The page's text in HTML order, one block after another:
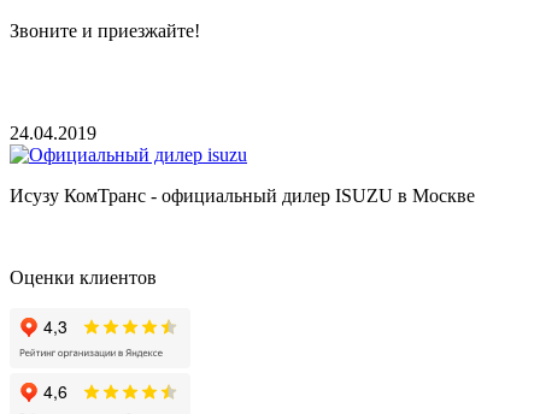
Звоните и приезжайте!
24.04.2019
Исузу КомТранс - официальный дилер ISUZU в Москве
Оценки клиентов